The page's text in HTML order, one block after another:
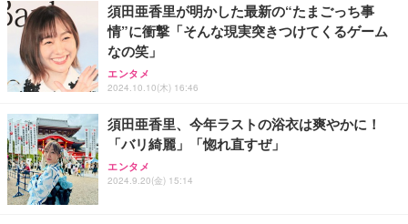
【Amazon.co.jp限定】REGZA レグザ テレビ 24V3
5N(A) (24インチ / ハイビジョン/液晶/Airplay/ネット
動画対応)
Philips(フィリップス) チューナーレステレビ 43イン
チ 量子ドット FHD QLED スマートテレビ Google T
V内蔵 HDR10/Dolby Audio対応 ネット動画視聴可能
須田亜香里が明かした最新の“たまごっち事
情”に衝撃「そんな現実突きつけてくるゲーム
なの笑」
エンタメ
2024.10.10(木) 16:46
須田亜香里、今年ラストの浴衣は爽やかに！
「バリ綺麗」「惚れ直すぜ」
エンタメ
2024.9.20(金) 15:14